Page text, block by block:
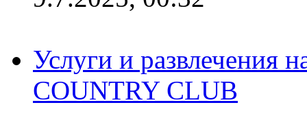
Услуги и развлечения
COUNTRY CLUB